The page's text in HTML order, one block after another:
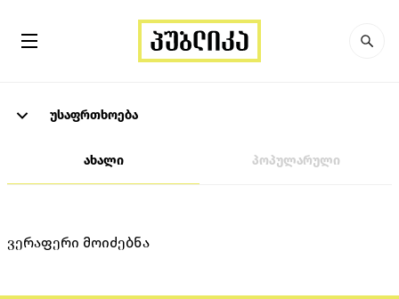
უსაფრთხოება
ახალი პოპულარული
ვერაფერი მოიძებნა